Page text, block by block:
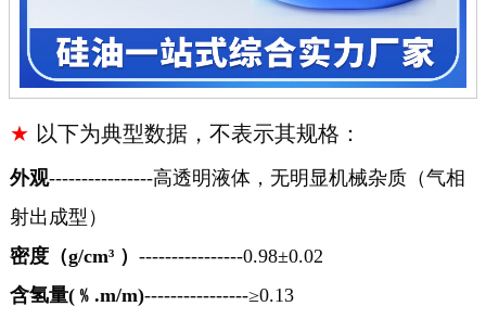
★ 以下为典型数据，不表示其规格：
外观----------------高透明液体，无明显机械杂质（气相
射出成型）
密度（g/cm³ ） ----------------0.98±0.02
含氢量(﹪.m/m)----------------≥0.13